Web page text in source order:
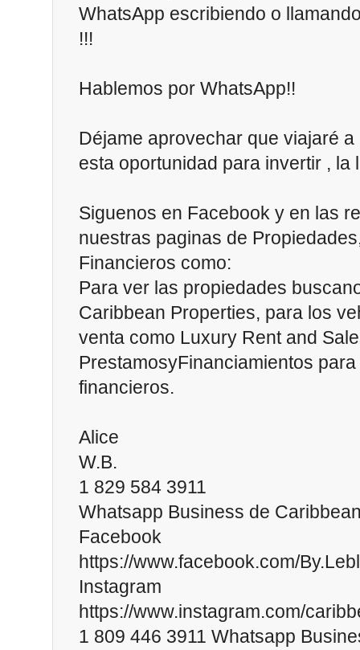
WhatsApp escribiendo o
!!!
Hablemos por WhatsApp!!
Déjame aprovechar que viajaré
esta oportunidad para invertir , la
Siguenos en Facebook y en las
nuestras paginas de
Financieros como:
Para ver las propiedades
Caribbean Properties, para los
venta como Luxury Rent and
PrestamosyFinanciamientos
financieros.
Alice
W.B.
1 829 584 3911
Whatsapp Business de
Facebook
https://www.facebook.com/
Instagram
https://www.instagram.com/
1 809 446 3911 Whatsapp